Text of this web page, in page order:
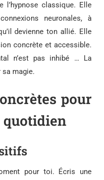
l’hypnose classique. Elle
neuronales, à
devienne ton allié. Elle
concrète et accessible.
n’est pas inhibé … La
magie.
pour
pour toi. Écris une